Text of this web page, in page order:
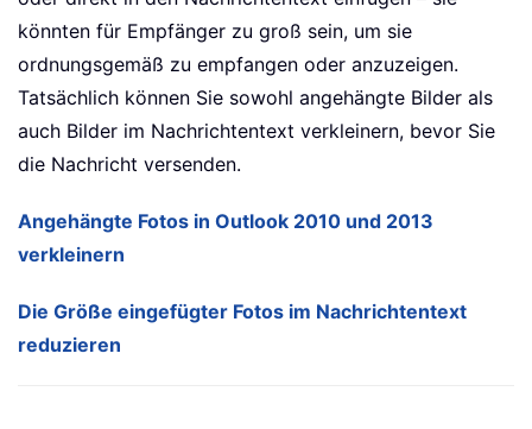
könnten für Empfänger zu groß sein, um sie
ordnungsgemäß zu empfangen oder anzuzeigen.
Tatsächlich können Sie sowohl angehängte Bilder als
auch Bilder im Nachrichtentext verkleinern, bevor Sie
die Nachricht versenden.
Angehängte Fotos in Outlook 2010 und 2013
verkleinern
Die Größe eingefügter Fotos im Nachrichtentext
reduzieren